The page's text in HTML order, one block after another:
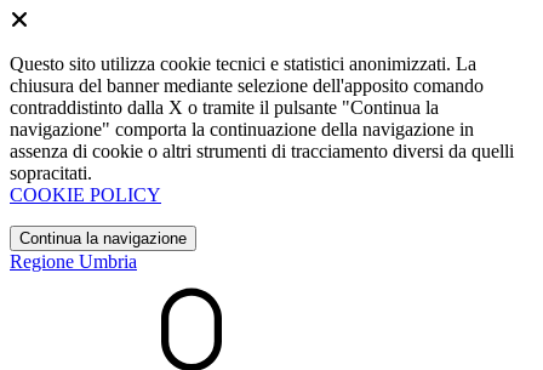
Questo sito utilizza cookie tecnici e statistici anonimizzati. La
chiusura del banner mediante selezione dell'apposito comando
contraddistinto dalla X o tramite il pulsante "Continua la
navigazione" comporta la continuazione della navigazione in
assenza di cookie o altri strumenti di tracciamento diversi da quelli
sopracitati.
COOKIE POLICY
Continua la navigazione
Regione Umbria